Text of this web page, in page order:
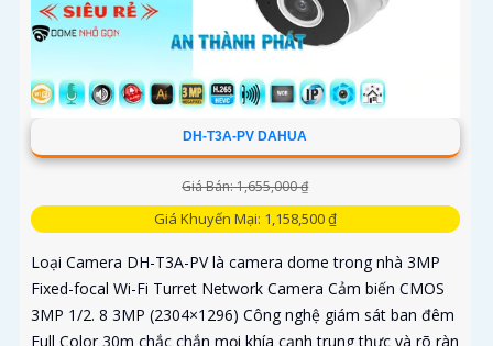
DH-T3A-PV DAHUA
Giá Bán: 1,655,000 ₫
Giá Khuyến Mại: 1,158,500 ₫
Loại Camera DH-T3A-PV là camera dome trong nhà 3MP
Fixed-focal Wi-Fi Turret Network Camera Cảm biến CMOS
3MP 1/2. 8 3MP (2304×1296) Công nghệ giám sát ban đêm
Full Color 30m chắc chắn mọi khía cạnh trung thực và rõ ràn